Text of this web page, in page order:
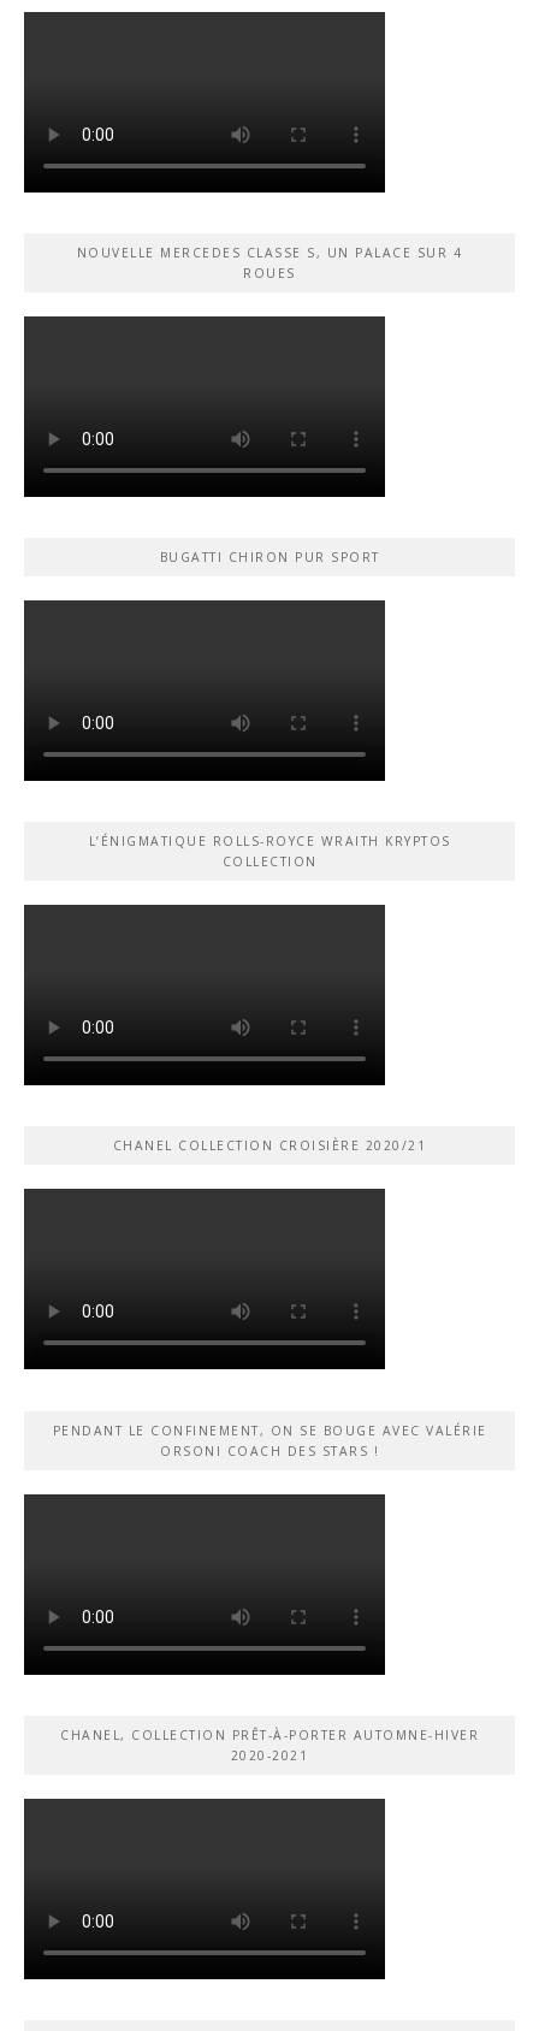
NOUVELLE MERCEDES CLASSE S, UN PALACE SUR 4
ROUES
BUGATTI CHIRON PUR SPORT
L’ÉNIGMATIQUE ROLLS-ROYCE WRAITH KRYPTOS
COLLECTION
CHANEL COLLECTION CROISIÈRE 2020/21
PENDANT LE CONFINEMENT, ON SE BOUGE AVEC VALÉRIE
ORSONI COACH DES STARS !
CHANEL, COLLECTION PRÊT-À-PORTER AUTOMNE-HIVER
2020-2021